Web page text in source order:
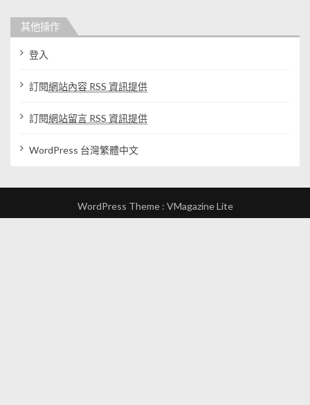
其他操作
登入
訂閱網站內容 RSS 資訊提供
訂閱網站留言 RSS 資訊提供
WordPress 台灣繁體中文
WordPress Theme : VMagazine Lite